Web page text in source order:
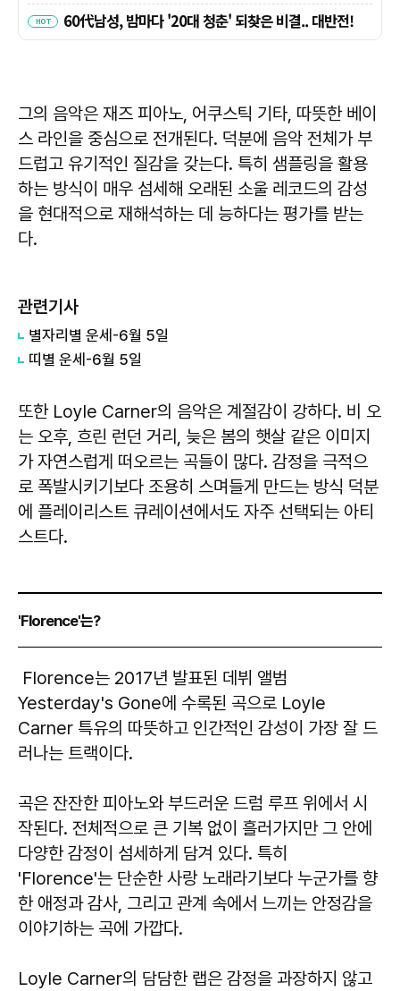
그의 음악은 재즈 피아노, 어쿠스틱 기타, 따뜻한 베이
스 라인을 중심으로 전개된다. 덕분에 음악 전체가 부
드럽고 유기적인 질감을 갖는다. 특히 샘플링을 활용
하는 방식이 매우 섬세해 오래된 소울 레코드의 감성
을 현대적으로 재해석하는 데 능하다는 평가를 받는
다.
관련기사
별자리별 운세-6월 5일
띠별 운세-6월 5일
또한 Loyle Carner의 음악은 계절감이 강하다. 비 오
는 오후, 흐린 런던 거리, 늦은 봄의 햇살 같은 이미지
가 자연스럽게 떠오르는 곡들이 많다. 감정을 극적으
로 폭발시키기보다 조용히 스며들게 만드는 방식 덕분
에 플레이리스트 큐레이션에서도 자주 선택되는 아티
스트다.
'Florence'는?
Florence는 2017년 발표된 데뷔 앨범
Yesterday's Gone에 수록된 곡으로 Loyle
Carner 특유의 따뜻하고 인간적인 감성이 가장 잘 드
러나는 트랙이다.
곡은 잔잔한 피아노와 부드러운 드럼 루프 위에서 시
작된다. 전체적으로 큰 기복 없이 흘러가지만 그 안에
다양한 감정이 섬세하게 담겨 있다. 특히
'Florence'는 단순한 사랑 노래라기보다 누군가를 향
한 애정과 감사, 그리고 관계 속에서 느끼는 안정감을
이야기하는 곡에 가깝다.
Loyle Carner의 담담한 랩은 감정을 과장하지 않고